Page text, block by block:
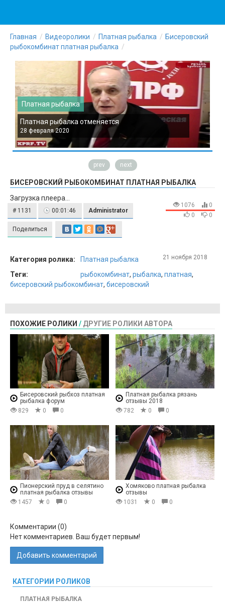
Главная Видеоролики Платная рыбалка
Бисеровский
рыбокомбинат платная рыбалка
Платная рыбалка
Платная рыбалка отменяется
28 февраля 2020
prev next
БИСЕРОВСКИЙ РЫБОКОМБИНАТ ПЛАТНАЯ РЫБАЛКА
Загрузка плеера...
# 1131 00:01:46 Administrator
Поделиться
1076
0
0
0
Категория ролика:
Платная рыбалка
Теги:
рыбокомбинат, рыбалка, платная,
бисеровский рыбокомбинат, бисеровский
21 ноября 2018
ПОХОЖИЕ РОЛИКИ / ДРУГИЕ РОЛИКИ АВТОРА
Бисеровский рыбхоз платная
рыбалка форум
829
0 0
Платная рыбалка рязань
отзывы 2018
782
0 0
Пионерский пруд в селятино
платная рыбалка отзывы
1457
0 0
Хомяково платная рыбалка
отзывы
1031
0 0
Комментарии (0)
Нет комментариев. Ваш будет первым!
Добавить комментарий
КАТЕГОРИИ РОЛИКОВ
ПЛАТНАЯ РЫБАЛКА